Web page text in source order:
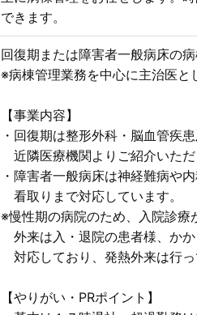
できます。
回復期または障害者一般病床の
※病棟管理業務を中心に主治医と
【事業内容】
・回復期は整形外科・脳血管疾
近隣医療機関よりご紹介いただ
・障害者一般病床は神経難病や
看取りまで対応しています。
※慢性期の病院のため、入院診療
外来は入・退院の患者様、か
対応しており、発熱外来は行っ
【やりがい・PRポイント】